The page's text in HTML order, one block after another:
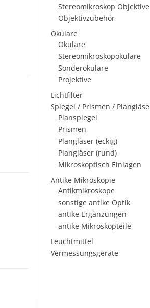
Stereomikroskop Objektive
Objektivzubehör
Okulare
Okulare
Stereomikroskopokulare
Sonderokulare
Projektive
Lichtfilter
Spiegel / Prismen /
Planspiegel
Prismen
Plangläser (eckig)
Plangläser (rund)
Mikroskoptisch Einlagen
Antike Mikroskopie
Antikmikroskope
sonstige antike Optik
antike Ergänzungen
antike Mikroskopteile
Leuchtmittel
Vermessungsgeräte